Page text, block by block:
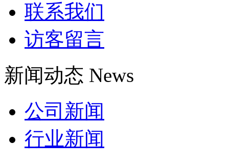
联系我们
访客留言
新闻动态 News
公司新闻
行业新闻